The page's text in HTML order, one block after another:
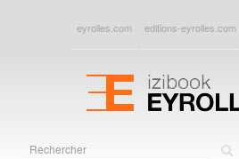
eyrolles.com editions-eyrolles.com